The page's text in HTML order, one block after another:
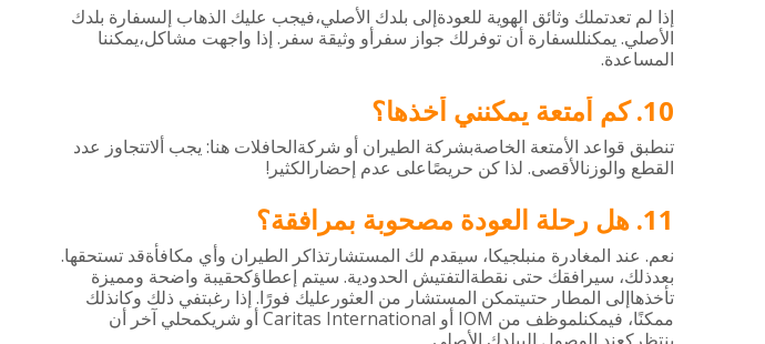
إذا لم تعدتملك وثائق الهوية للعودةإلى بلدك الأصلي،فيجب عليك الذهاب إلىسفارة بلدك
الأصلي. يمكنللسفارة أن توفرلك جواز سفرأو وثيقة سفر . إذا واجهت مشاكل،يمكننا
المساعدة.
كم أمتعة يمكنني أخذها؟
تنطبق قواعد الأمتعة الخاصةبشركة الطيران أو شركةالحافلات هنا: يجب ألاتتجاوز
عدد
القطع والوزنالأقصى. لذا كن حريصًاعلى عدم إحضارالكثير !
هل رحلة العودة مصحوبة بمرافقة؟
نعم. عند المغادرة منبلجيكا، سيقدم لك المستشارتذاكر الطيران وأي مكافأةقد تستحقها.
بعدذلك، سيرافقك حتى نقطةالتفتيش الحدودية. سيتم إعطاؤكحقيبة واضحة ومميزة
تأخذهاإلى المطار حتىيتمكن المستشار من العثورعليك فورًا . إذا رغبتفي ذلك وكانذلك
ممكنًا، فيمكنلموظف من أو أو شريكمحلي آخر
أن
ينتظركعند
الوصول إلىبلدك الأصلي